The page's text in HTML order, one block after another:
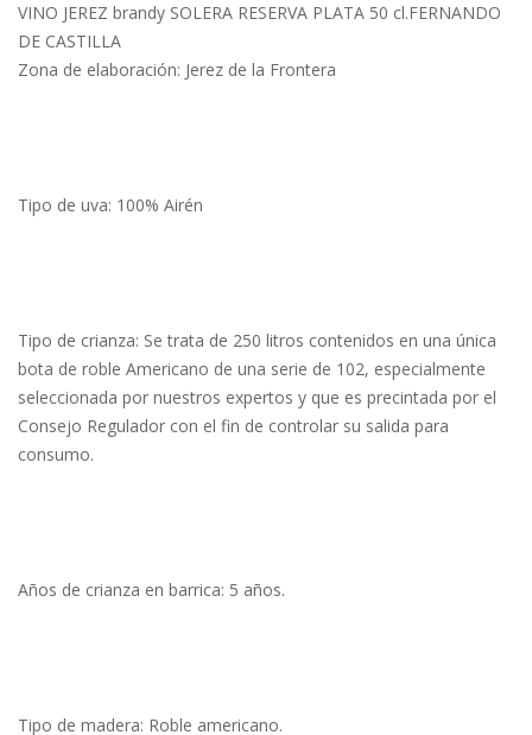
VINO JEREZ brandy SOLERA RESERVA PLATA 50 cl.FERNANDO
DE CASTILLA
Zona de elaboración: Jerez de la Frontera
Tipo de uva: 100% Airén
Tipo de crianza: Se trata de 250 litros contenidos en una única
bota de roble Americano de una serie de 102, especialmente
seleccionada por nuestros expertos y que es precintada por el
Consejo Regulador con el fin de controlar su salida para
consumo.
Años de crianza en barrica: 5 años.
Tipo de madera: Roble americano.